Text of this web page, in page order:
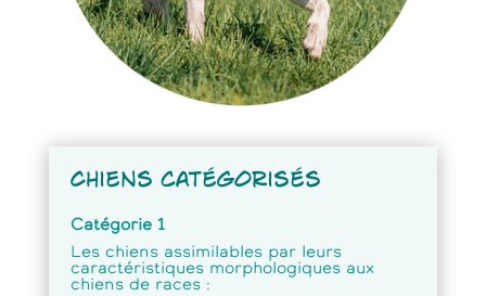
Chiens catégorisés
Catégorie 1
Les chiens assimilables par leurs
caractéristiques morphologiques aux
chiens de races :